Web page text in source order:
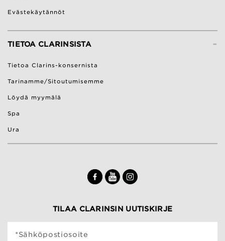
Evästekäytännöt
-
TIETOA CLARINSISTA
Tietoa Clarins-konsernista
Tarinamme/Sitoutumisemme
Löydä myymälä
Spa
Ura
TILAA CLARINSIN UUTISKIRJE
*Sähköpostiosoite